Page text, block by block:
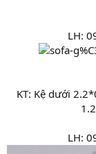
LH:
KT: Kệ dưới
LH: